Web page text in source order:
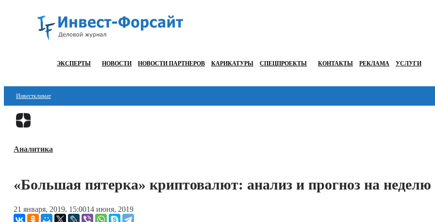
ЭКСПЕРТЫ НОВОСТИ НОВОСТИ ПАРТНЕРОВ КАРИКАТУРЫ СПЕЦПРОЕКТЫ КОНТАКТЫ РЕКЛАМА УСЛУГИ
Инвестклимат
Финансы
Блокчейн
ESG
Аналитика
«Большая пятерка» криптовалют: анализ и прогноз на неделю
21 января, 2019, 15:0014 июня, 2019